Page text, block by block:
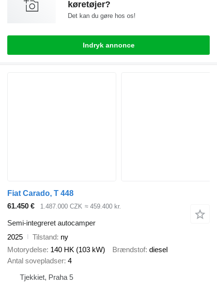
køretøjer?
Det kan du gøre hos os!
Indryk annonce
Fiat Carado, T 448
61.450 €
1.487.000 CZK ≈ 459.400 kr.
Semi-integreret autocamper
2025
Tilstand ny
Motorydelse 140 HK (103 kW) Brændstof diesel
Antal sovepladser 4
Tjekkiet, Praha 5